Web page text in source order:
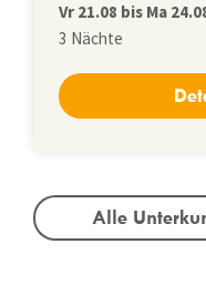
Vr 21.08 bis Ma
3 Nächte
Alle